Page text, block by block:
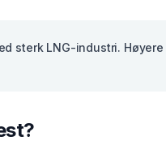
sterk LNG-industri.
?